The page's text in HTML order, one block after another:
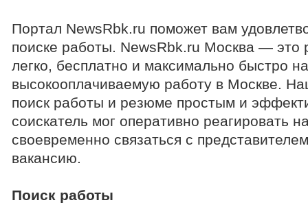
Портал NewsRbk.ru поможет вам
поиске работы. NewsRbk.ru Москва — это
легко, бесплатно и максимально быстро
высокооплачиваемую работу в Москве.
поиск работы и резюме простым и
соискатель мог оперативно реагировать
своевременно связаться с
вакансию.
Поиск работы